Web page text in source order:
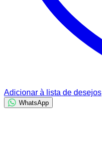
Adicionar à lista de desejos
WhatsApp